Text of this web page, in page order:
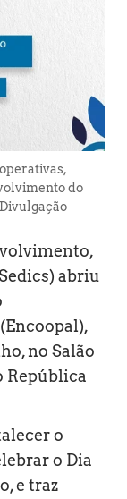
do
abriu
no Salão
República
o
o Dia
e traz